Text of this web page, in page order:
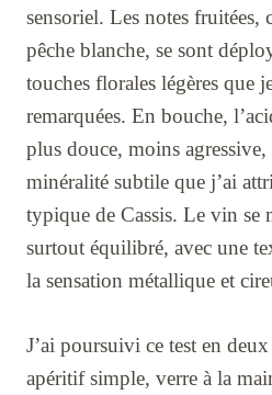
sensoriel. Les notes fruitées,
pêche blanche, se sont
touches florales légères que
remarquées. En bouche,
plus douce, moins agressive,
minéralité subtile que j’ai
typique de Cassis. Le vin
surtout équilibré, avec une
la sensation métallique et
J’ai poursuivi ce test en
apéritif simple, verre à la